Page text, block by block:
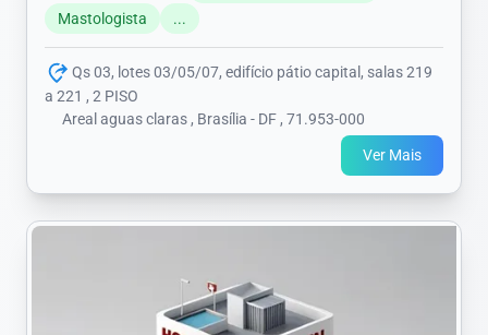
Mastologista
...
Qs 03, lotes 03/05/07, edifício pátio capital, salas 219
a 221 , 2 PISO
Areal aguas claras , Brasília - DF , 71.953-000
Ver Mais